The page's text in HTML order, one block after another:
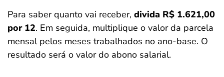
Para saber quanto vai receber, divida R$ 1.621,00
por 12. Em seguida, multiplique o valor da parcela
mensal pelos meses trabalhados no ano-base. O
resultado será o valor do abono salarial.